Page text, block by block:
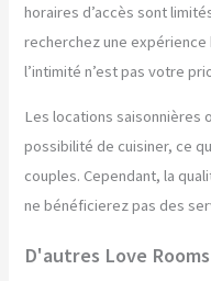
horaires d’accès sont
recherchez une
l’intimité n’est pas votre
Les locations saisonnières
possibilité de cuisiner, ce
couples. Cependant, la
ne bénéficierez pas des
D'autres Love